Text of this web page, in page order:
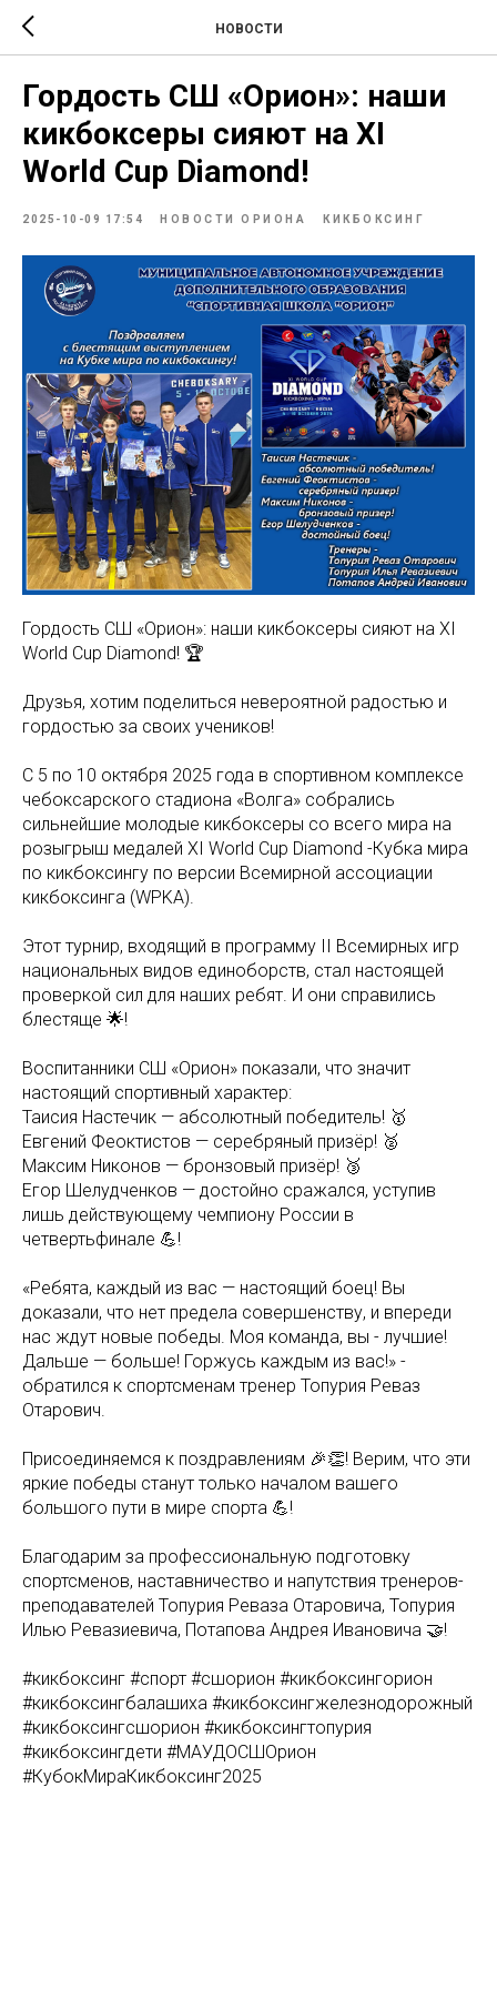
НОВОСТИ
Гордость СШ «Орион»: наши
кикбоксеры сияют на XI
World Cup Diamond!
2025-10-09 17:54 НОВОСТИ ОРИОНА КИКБОКСИНГ
Гордость СШ «Орион»: наши кикбоксеры сияют на XI
World Cup Diamond! 🏆
Друзья, хотим поделиться невероятной радостью и
гордостью за своих учеников!
С 5 по 10 октября 2025 года в спортивном комплексе
чебоксарского стадиона «Волга» собрались
сильнейшие молодые кикбоксеры со всего мира на
розыгрыш медалей XI World Cup Diamond -Кубка мира
по кикбоксингу по версии Всемирной ассоциации
кикбоксинга (WPKA).
Этот турнир, входящий в программу II Всемирных игр
национальных видов единоборств, стал настоящей
проверкой сил для наших ребят. И они справились
блестяще 🌟!
Воспитанники СШ «Орион» показали, что значит
настоящий спортивный характер:
Таисия Настечик — абсолютный победитель! 🥇
Евгений Феоктистов — серебряный призёр! 🥈
Максим Никонов — бронзовый призёр! 🥉
Егор Шелудченков — достойно сражался, уступив
лишь действующему чемпиону России в
четвертьфинале 💪!
«Ребята, каждый из вас — настоящий боец! Вы
доказали, что нет предела совершенству, и впереди
нас ждут новые победы. Моя команда, вы - лучшие!
Дальше — больше! Горжусь каждым из вас!» -
обратился к спортсменам тренер Топурия Реваз
Отарович.
Присоединяемся к поздравлениям 🎉👏! Верим, что эти
яркие победы станут только началом вашего
большого пути в мире спорта 💪!
Благодарим за профессиональную подготовку
спортсменов, наставничество и напутствия тренеров-
преподавателей Топурия Реваза Отаровича, Топурия
Илью Ревазиевича, Потапова Андрея Ивановича 🤝!
#кикбоксинг #спорт #сшорион #кикбоксингорион
#кикбоксингбалашиха #кикбоксингжелезнодорожный
#кикбоксингсшорион #кикбоксингтопурия
#кикбоксингдети #МАУДОСШОрион
#КубокМираКикбоксинг2025